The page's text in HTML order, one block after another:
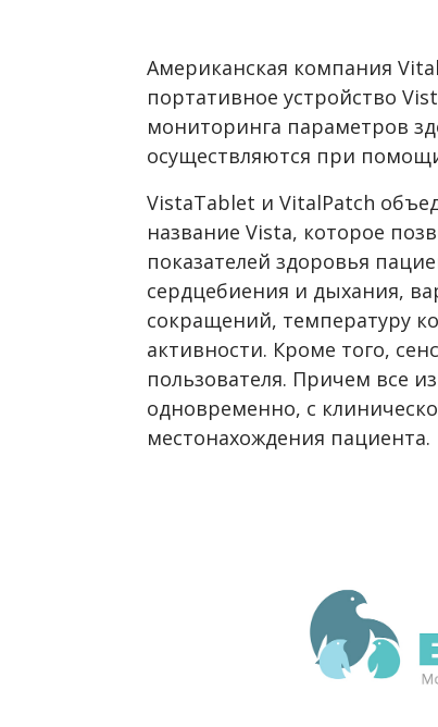
Американская компания
портативное устройство
мониторинга параметров
осуществляются при
VistaTablet и VitalPatch
название Vista, которое
показателей здоровья
сердцебиения и дыхания,
сокращений, температуру
активности. Кроме того,
пользователя. Причем все
одновременно, с
местонахождения пациента.